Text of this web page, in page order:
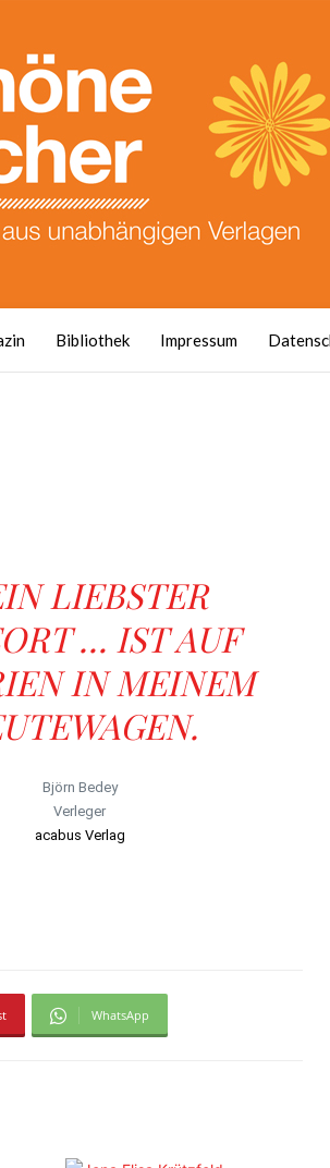
Bibliothek Impressum
LIEBSTER
… IST AUF
IN MEINEM
Björn Bedey
Verleger
acabus Verlag
WhatsApp